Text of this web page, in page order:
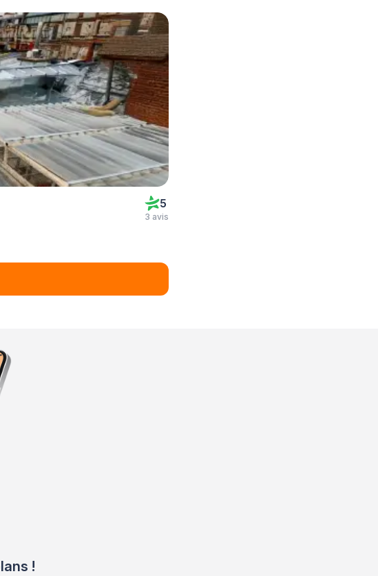
5
3 avis
!